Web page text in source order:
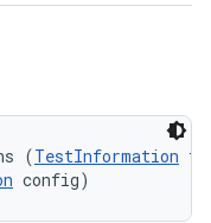
(TestInformation
config)